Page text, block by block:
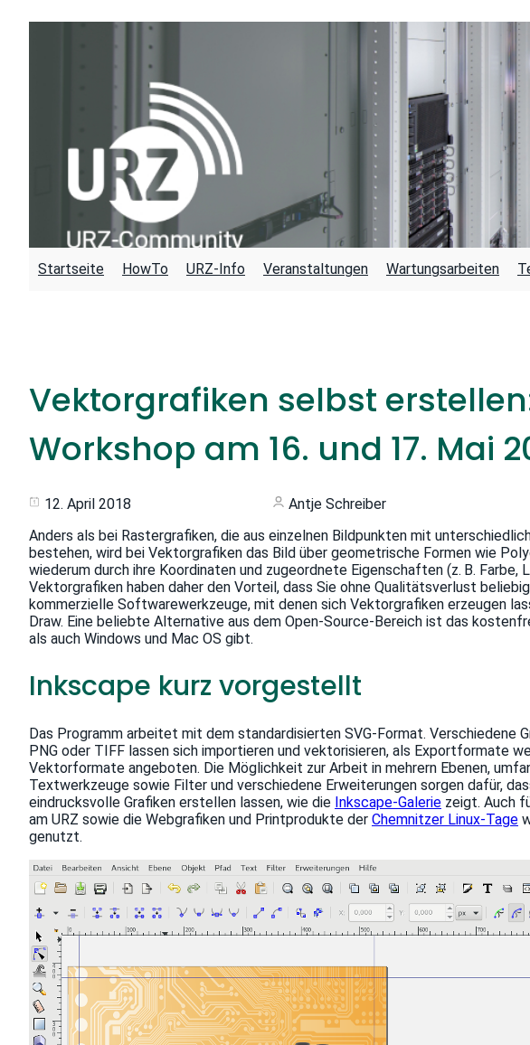
Startseite HowTo URZ-Info Veranstaltungen Wartungsarbeiten
Vektorgrafiken selbst
Workshop am 16. und 17. Mai
12. April 2018
Antje Schreiber
Anders als bei Rastergrafiken, die aus einzelnen Bildpunkten mit
bestehen, wird bei Vektorgrafiken das Bild über geometrische Formen wie
wiederum durch ihre Koordinaten und zugeordnete Eigenschaften (z. B. Farbe,
Vektorgrafiken haben daher den Vorteil, dass Sie ohne Qualitätsverlust
kommerzielle Softwarewerkzeuge, mit denen sich Vektorgrafiken erzeugen
Draw. Eine beliebte Alternative aus dem Open-Source-Bereich ist das
als auch Windows und Mac OS gibt.
Inkscape kurz vorgestellt
Das Programm arbeitet mit dem standardisierten SVG-Format. Verschiedene
PNG oder TIFF lassen sich importieren und vektorisieren, als Exportformate
Vektorformate angeboten. Die Möglichkeit zur Arbeit in mehrern Ebenen,
Textwerkzeuge sowie Filter und verschiedene Erweiterungen sorgen dafür,
eindrucksvolle Grafiken erstellen lassen, wie die Inkscape-Galerie zeigt. Auch
am URZ sowie die Webgrafiken und Printprodukte der Chemnitzer Linux-Tage
genutzt.